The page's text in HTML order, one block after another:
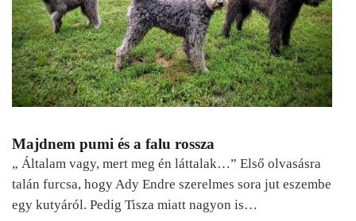
Majdnem pumi és a falu rossza
„ Általam vagy, mert meg én láttalak…” Első olvasásra
talán furcsa, hogy Ady Endre szerelmes sora jut eszembe
egy kutyáról. Pedig Tisza miatt nagyon is…